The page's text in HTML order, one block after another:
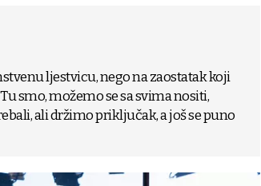
ljestvicu, nego na zaostatak koji
smo, možemo se sa svima nositi,
ali držimo priključak, a još se puno